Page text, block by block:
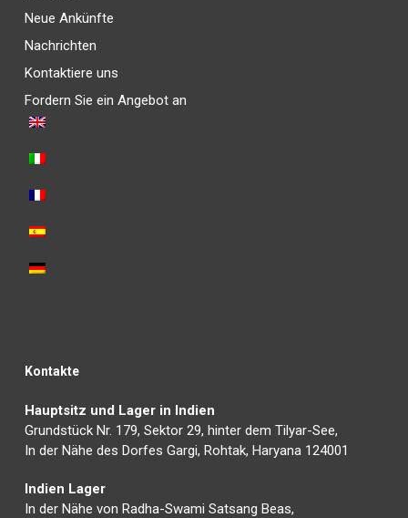
Neue Ankünfte
Nachrichten
Kontaktiere uns
Fordern Sie ein Angebot an
Kontakte
Hauptsitz und Lager in Indien
Grundstück Nr. 179, Sektor 29, hinter dem Tilyar-See,
In der Nähe des Dorfes Gargi, Rohtak, Haryana 124001
Indien Lager
In der Nähe von Radha-Swami Satsang Beas,